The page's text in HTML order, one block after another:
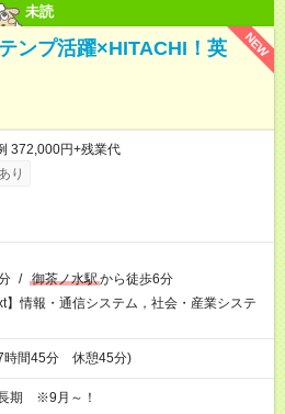
未読
NEW
ンプ活躍×HITACHI！英
372,000円+残業代
り
/ 御茶ノ水駅から徒歩6分
】情報・通信システム，社会・産業システ
時間45分 休憩45分)
期 ※9月～！